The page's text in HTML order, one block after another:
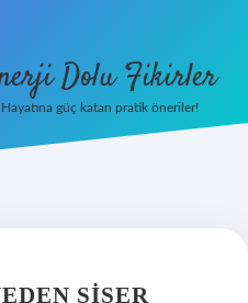
Dolu Fikirler
Hayatına güç katan pratik öneriler!
ŞIŞER